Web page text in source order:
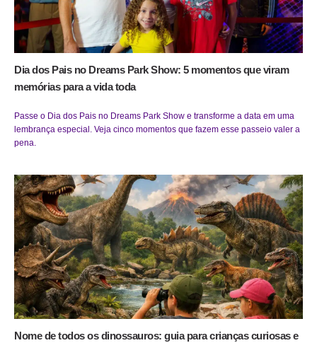
Dia dos Pais no Dreams Park Show: 5 momentos que viram
memórias para a vida toda
Passe o Dia dos Pais no Dreams Park Show e transforme a data em uma
lembrança especial. Veja cinco momentos que fazem esse passeio valer a
pena.
Nome de todos os dinossauros: guia para crianças curiosas e